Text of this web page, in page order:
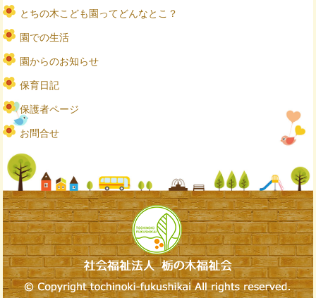
とちの木こども園ってどんなとこ？
園での生活
園からのお知らせ
保育日記
保護者ページ
お問合せ